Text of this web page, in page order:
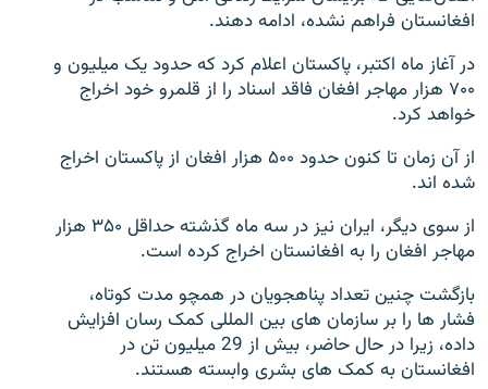
افغانستان فراهم نشده، ادامه دهند.
در آغاز ماه اکتبر، پاکستان اعلام کرد که حدود یک میلیون و
۷۰۰ هزار مهاجر افغان فاقد اسناد را از قلمرو خود اخراج
خواهد کرد.
از آن زمان تا کنون حدود ۵۰۰ هزار افغان از پاکستان اخراج
شده اند.
از سوی دیگر، ایران نیز در سه ماه گذشته حداقل ۳۵۰ هزار
مهاجر افغان را به افغانستان اخراج کرده است.
بازگشت چنین تعداد پناهجویان در همچو مدت کوتاه،
فشار ها را بر سازمان های بین المللی کمک رسان افزایش
داده، زیرا در حال حاضر، بیش از 29 میلیون تن در
افغانستان به کمک های بشری وابسته هستند.